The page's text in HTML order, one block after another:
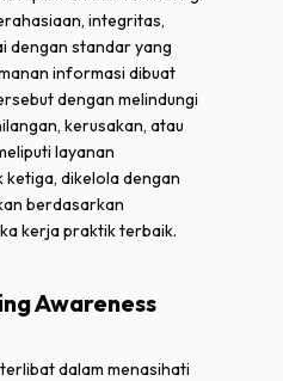
integritas,
dengan standar yang
informasi dibuat
dengan melindungi
kerusakan, atau
layanan
dikelola dengan
berdasarkan
kerja praktik terbaik.
Awareness
dalam menasihati